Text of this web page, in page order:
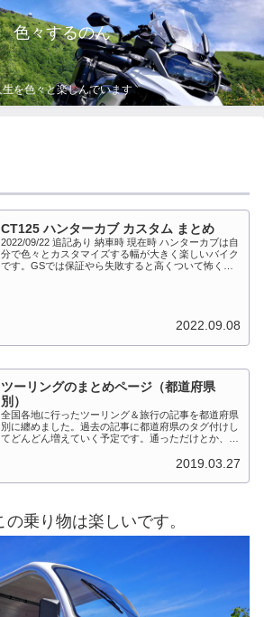
色々するのん
生を色々と楽しんでいます
CT125 ハンターカブ カスタム まとめ
2022/09/22 追記あり 納車時 現在時 ハンターカブは自
分で色々とカスタマイズする幅が大きく楽しいバイク
です。GSでは保証やら失敗すると高くついて怖くて
2022.09.08
ツーリングのまとめページ（都道府県
別）
全国各地に行ったツーリング＆旅行の記事を都道府県
別に纏めました。過去の記事に都道府県のタグ付けし
てどんどん増えていく予定です。通っただけとか、中
なかなか難しいですね、能登半島とか北陸とか、石
2019.03.27
乗り物は楽しいです。